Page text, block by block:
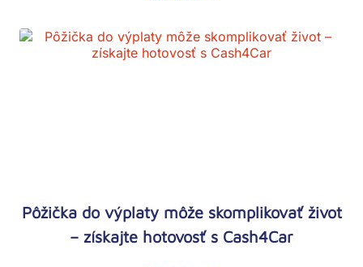
Pôžička do výplaty môže skomplikovať život
– získajte hotovosť s Cash4Car